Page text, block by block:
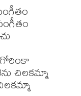
గోరింకా
చిలకమ్మా